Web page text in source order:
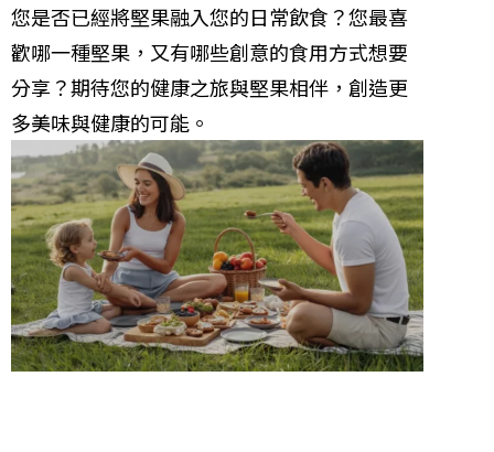
您是否已經將堅果融入您的日常飲食？您最喜
歡哪一種堅果，又有哪些創意的食用方式想要
分享？期待您的健康之旅與堅果相伴，創造更
多美味與健康的可能。